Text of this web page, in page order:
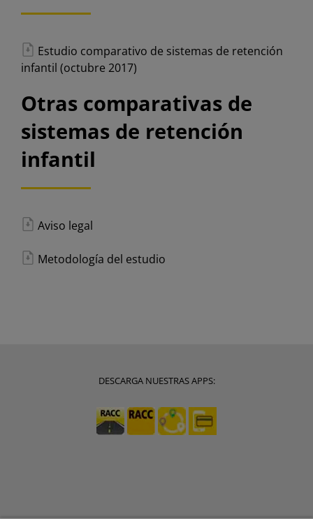
Estudio comparativo de sistemas de retención
infantil (octubre 2017)
Otras comparativas de
sistemas de retención
infantil
Aviso legal
Metodología del estudio
DESCARGA NUESTRAS APPS: